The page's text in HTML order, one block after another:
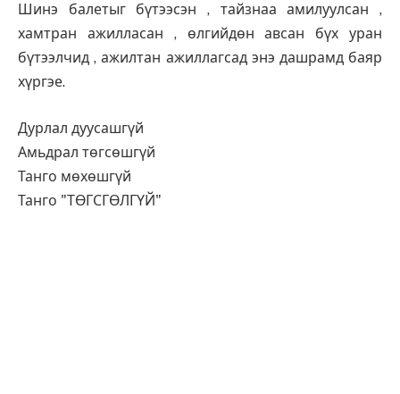
Шинэ балетыг бүтээсэн , тайзнаа амилуулсан ,
хамтран ажилласан , өлгийдөн авсан бүх уран
бүтээлчид , ажилтан ажиллагсад энэ дашрамд баяр
хүргэе.
Дурлал дуусашгүй
Амьдрал төгсөшгүй
Танго мөхөшгүй
Танго "ТӨГСГӨЛГҮЙ"